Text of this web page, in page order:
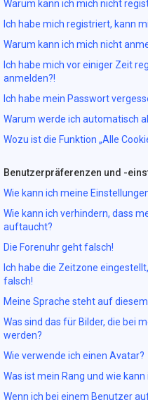
Warum kann ich mich nicht
Ich habe mich registriert, kann
Warum kann ich mich nicht
Ich habe mich vor einiger Zeit
anmelden?!
Ich habe mein Passwort
Warum werde ich automatisch
Wozu ist die Funktion „Alle
Benutzerpräferenzen und -
Wie kann ich meine
Wie kann ich verhindern, dass
auftaucht?
Die Forenuhr geht falsch!
Ich habe die Zeitzone
falsch!
Meine Sprache steht auf
Was sind das für Bilder, die bei
werden?
Wie verwende ich einen Avatar?
Was ist mein Rang und wie kann
Wenn ich bei einem Benutzer